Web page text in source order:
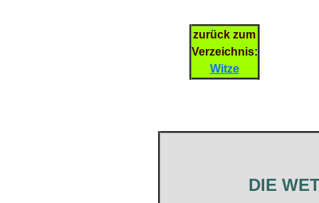
zurück zum
Verzeichnis:
Witze
DIE